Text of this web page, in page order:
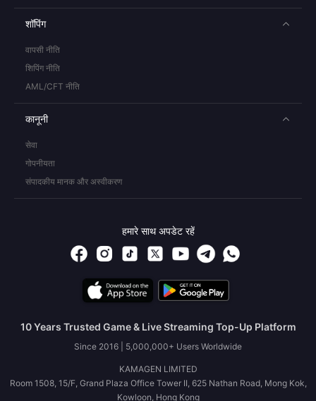
शॉपिंग
वापसी नीति
शिपिंग नीति
AML/CFT नीति
कानूनी
सेवा
गोपनीयता
संपादकीय मानक और अस्वीकरण
हमारे साथ अपडेट रहें
10 Years Trusted Game & Live Streaming Top-Up Platform
Since 2016 | 5,000,000+ Users Worldwide
KAMAGEN LIMITED
Room 1508, 15/F, Grand Plaza Office Tower II, 625 Nathan Road, Mong Kok,
Kowloon, Hong Kong